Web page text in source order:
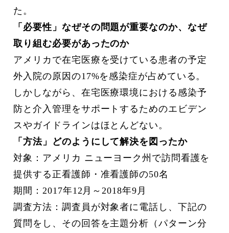
た。
「必要性」なぜその問題が重要なのか、なぜ
取り組む必要があったのか
アメリカで在宅医療を受けている患者の予定
外入院の原因の17%を感染症が占めている。
しかしながら、在宅医療環境における感染予
防と介入管理をサポートするためのエビデン
スやガイドラインはほとんどない。
「方法」どのようにして解決を図ったか
対象：アメリカ ニューヨーク州で訪問看護を
提供する正看護師・准看護師の50名
期間：2017年12月～2018年9月
調査方法：調査員が対象者に電話し、下記の
質問をし、その回答を主題分析（パターン分